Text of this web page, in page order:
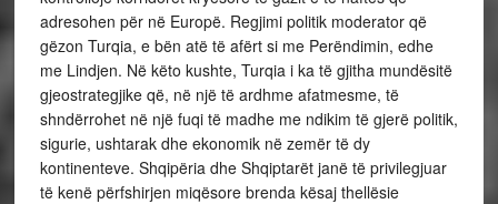
adresohen për në Europë. Regjimi politik moderator që
gëzon Turqia, e bën atë të afërt si me Perëndimin, edhe
me Lindjen. Në këto kushte, Turqia i ka të gjitha mundësitë
gjeostrategjike që, në një të ardhme afatmesme, të
shndërrohet në një fuqi të madhe me ndikim të gjerë politik,
sigurie, ushtarak dhe ekonomik në zemër të dy
kontinenteve. Shqipëria dhe Shqiptarët janë të privilegjuar
të kenë përfshirjen miqësore brenda kësaj thellësie